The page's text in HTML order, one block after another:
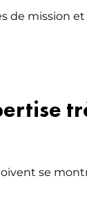
de mission
se